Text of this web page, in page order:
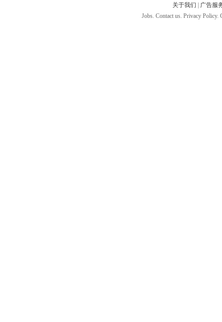
关于我们
广告服
Jobs. Contact us. Privacy